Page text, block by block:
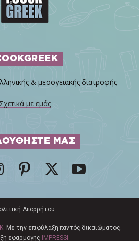
& μεσογειακής διατροφής
Σχετικά με εμάς
ΜΑΣ
Απορρήτου
. Με την επιφύλαξη παντός δικαιώματος.
εφαρμογής
IMPRESSI .